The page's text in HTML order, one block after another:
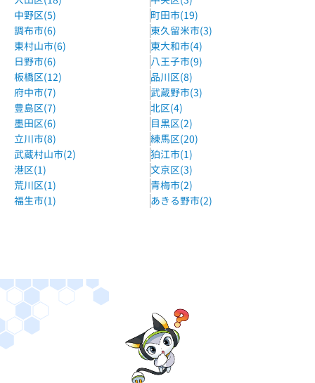
中野区(5)
町田市(19)
調布市(6)
東久留米市(3)
東村山市(6)
東大和市(4)
日野市(6)
八王子市(9)
板橋区(12)
品川区(8)
府中市(7)
武蔵野市(3)
豊島区(7)
北区(4)
墨田区(6)
目黒区(2)
立川市(8)
練馬区(20)
武蔵村山市(2)
狛江市(1)
港区(1)
文京区(3)
荒川区(1)
青梅市(2)
福生市(1)
あきる野市(2)